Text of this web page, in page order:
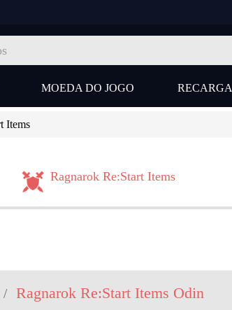
MOEDA DO JOGO RECARGA
Items
Ragnarok Re:Start Items
/ Ragnarok Re:Start Items Odin